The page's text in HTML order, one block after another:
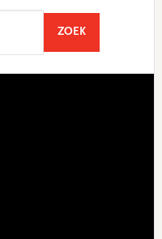
ZOEKSEARCH